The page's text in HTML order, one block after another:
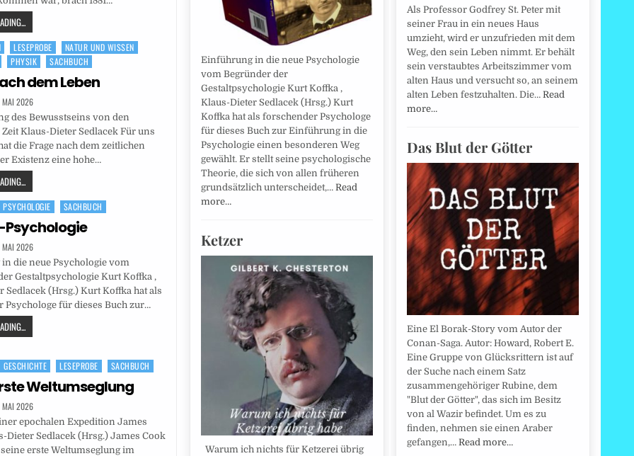
LESEPROBE
NATUR UND WISSEN
PHYSIK
SACHBUCH
dem Leben
MAI 2026
des Bewusstseins von den
Klaus-Dieter Sedlacek Für uns
die Frage nach dem zeitlichen
Existenz eine hohe…
PSYCHOLOGIE SACHBUCH
MAI 2026
die neue Psychologie vom
Gestaltpsychologie Kurt Koffka ,
Sedlacek (Hrsg.) Kurt Koffka hat als
Psychologe für dieses Buch zur…
GESCHICHTE LESEPROBE SACHBUCH
Weltumseglung
MAI 2026
epochalen Expedition James
Dieter Sedlacek (Hrsg.) James Cook
erste Weltumseglung im
Einführung in die neue Psychologie
vom Begründer der
Gestaltpsychologie Kurt Koffka ,
Klaus-Dieter Sedlacek (Hrsg.) Kurt
Koffka hat als forschender Psychologe
für dieses Buch zur Einführung in die
Psychologie einen besonderen Weg
gewählt. Er stellt seine psychologische
Theorie, die sich von allen früheren
grundsätzlich unterscheidet,… Read
more…
Ketzer
Warum ich nichts für Ketzerei übrig
Als Professor Godfrey St. Peter mit
seiner Frau in ein neues Haus
umzieht, wird er unzufrieden mit dem
Weg, den sein Leben nimmt. Er behält
sein verstaubtes Arbeitszimmer vom
alten Haus und versucht so, an seinem
alten Leben festzuhalten. Die… Read
more…
Das Blut der Götter
Eine El Borak-Story vom Autor der
Conan-Saga. Autor: Howard, Robert E.
Eine Gruppe von Glücksrittern ist auf
der Suche nach einem Satz
zusammengehöriger Rubine, dem
"Blut der Götter", das sich im Besitz
von al Wazir befindet. Um es zu
finden, nehmen sie einen Araber
gefangen,… Read more…